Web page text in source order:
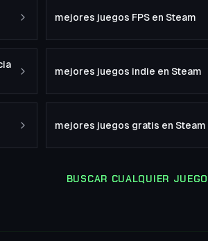
mejores juegos FPS en Steam
mejores juegos indie en Steam
mejores juegos gratis en Steam
BUSCAR CUALQUIER JUEGO